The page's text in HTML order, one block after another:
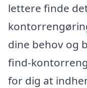
lettere finde
dine behov og
find-
for dig at